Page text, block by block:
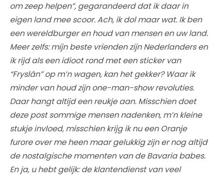
om zeep helpen”, gegarandeerd dat ik daar in
eigen land mee scoor. Ach, ik dol maar wat. Ik ben
een wereldburger en houd van mensen en uw land.
Meer zelfs: mijn beste vrienden zijn Nederlanders en
ik rijd als een idioot rond met een sticker van
“Fryslân” op m’n wagen, kan het gekker? Waar ik
minder van houd zijn one-man-show revoluties.
Daar hangt altijd een reukje aan. Misschien doet
deze post sommige mensen nadenken, m’n kleine
stukje invloed, misschien krijg ik nu een Oranje
furore over me heen maar gelukkig zijn er nog altijd
de nostalgische momenten van de Bavaria babes.
En ja, u hebt gelijk: de klantendienst van veel